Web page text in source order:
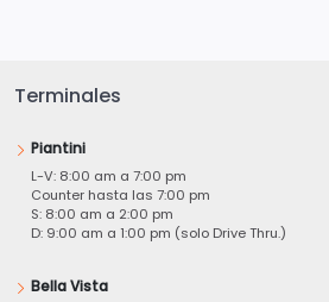
Terminales
Piantini
L-V: 8:00 am a 7:00 pm
Counter hasta las 7:00 pm
S: 8:00 am a 2:00 pm
D: 9:00 am a 1:00 pm (solo Drive Thru.)
Bella Vista